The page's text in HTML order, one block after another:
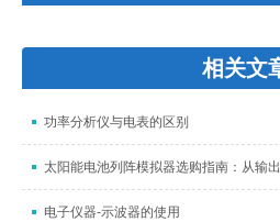
相关文
功率分析仪与电表的区别
太阳能电池列阵模拟器选购指南：从输
电子仪器-示波器的使用